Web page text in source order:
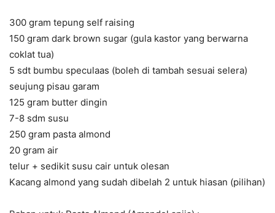
300 gram tepung self raising
150 gram dark brown sugar (gula kastor yang berwarna
coklat tua)
5 sdt bumbu speculaas (boleh di tambah sesuai selera)
seujung pisau garam
125 gram butter dingin
7-8 sdm susu
250 gram pasta almond
20 gram air
telur + sedikit susu cair untuk olesan
Kacang almond yang sudah dibelah 2 untuk hiasan (pilihan)